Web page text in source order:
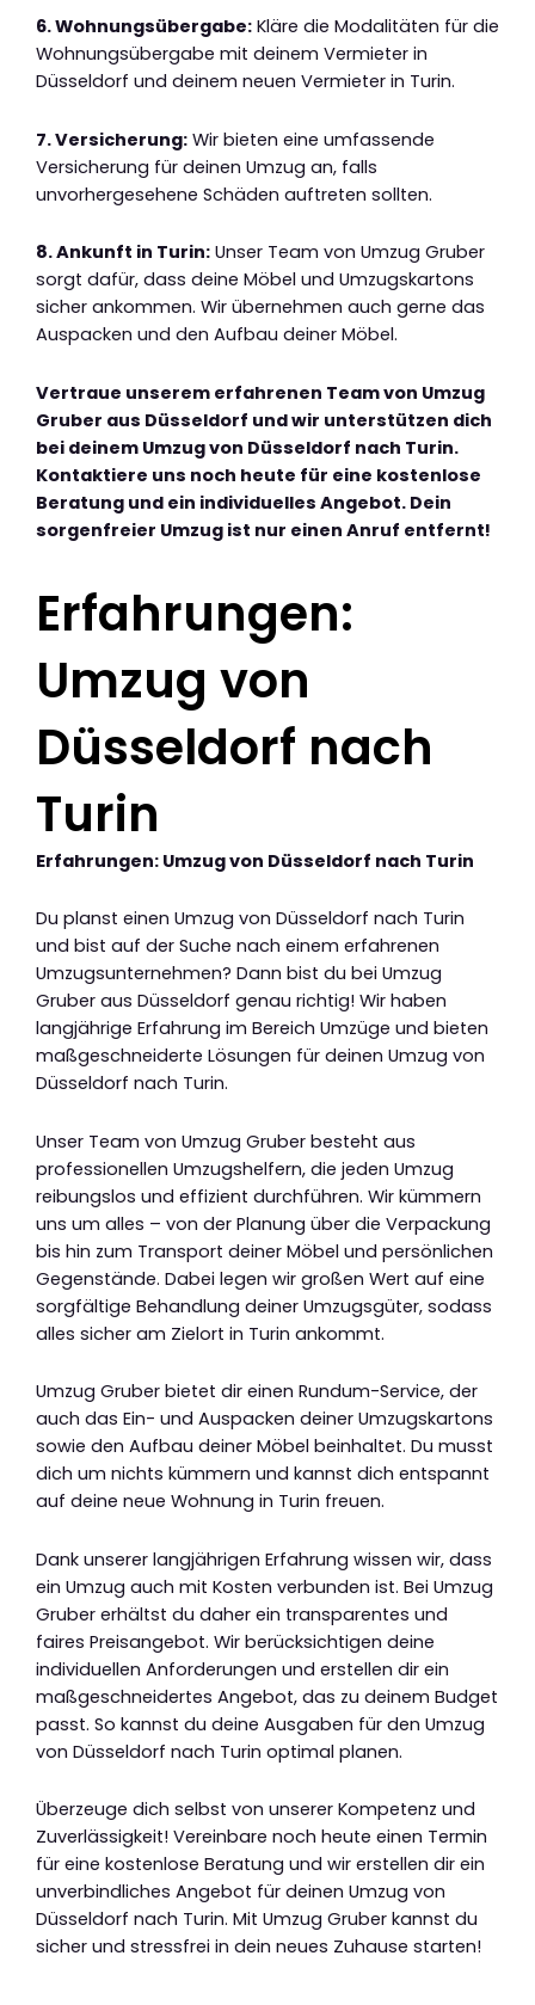
6. Wohnungsübergabe: Kläre die Modalitäten für die
Wohnungsübergabe mit deinem Vermieter in
Düsseldorf und deinem neuen Vermieter in Turin.
7. Versicherung: Wir bieten eine umfassende
Versicherung für deinen Umzug an, falls
unvorhergesehene Schäden auftreten sollten.
8. Ankunft in Turin: Unser Team von Umzug Gruber
sorgt dafür, dass deine Möbel und Umzugskartons
sicher ankommen. Wir übernehmen auch gerne das
Auspacken und den Aufbau deiner Möbel.
Vertraue unserem erfahrenen Team von Umzug
Gruber aus Düsseldorf und wir unterstützen dich
bei deinem Umzug von Düsseldorf nach Turin.
Kontaktiere uns noch heute für eine kostenlose
Beratung und ein individuelles Angebot. Dein
sorgenfreier Umzug ist nur einen Anruf entfernt!
Erfahrungen:
Umzug von
Düsseldorf nach
Turin
Erfahrungen: Umzug von Düsseldorf nach Turin
Du planst einen Umzug von Düsseldorf nach Turin
und bist auf der Suche nach einem erfahrenen
Umzugsunternehmen? Dann bist du bei Umzug
Gruber aus Düsseldorf genau richtig! Wir haben
langjährige Erfahrung im Bereich Umzüge und bieten
maßgeschneiderte Lösungen für deinen Umzug von
Düsseldorf nach Turin.
Unser Team von Umzug Gruber besteht aus
professionellen Umzugshelfern, die jeden Umzug
reibungslos und effizient durchführen. Wir kümmern
uns um alles – von der Planung über die Verpackung
bis hin zum Transport deiner Möbel und persönlichen
Gegenstände. Dabei legen wir großen Wert auf eine
sorgfältige Behandlung deiner Umzugsgüter, sodass
alles sicher am Zielort in Turin ankommt.
Umzug Gruber bietet dir einen Rundum-Service, der
auch das Ein- und Auspacken deiner Umzugskartons
sowie den Aufbau deiner Möbel beinhaltet. Du musst
dich um nichts kümmern und kannst dich entspannt
auf deine neue Wohnung in Turin freuen.
Dank unserer langjährigen Erfahrung wissen wir, dass
ein Umzug auch mit Kosten verbunden ist. Bei Umzug
Gruber erhältst du daher ein transparentes und
faires Preisangebot. Wir berücksichtigen deine
individuellen Anforderungen und erstellen dir ein
maßgeschneidertes Angebot, das zu deinem Budget
passt. So kannst du deine Ausgaben für den Umzug
von Düsseldorf nach Turin optimal planen.
Überzeuge dich selbst von unserer Kompetenz und
Zuverlässigkeit! Vereinbare noch heute einen Termin
für eine kostenlose Beratung und wir erstellen dir ein
unverbindliches Angebot für deinen Umzug von
Düsseldorf nach Turin. Mit Umzug Gruber kannst du
sicher und stressfrei in dein neues Zuhause starten!